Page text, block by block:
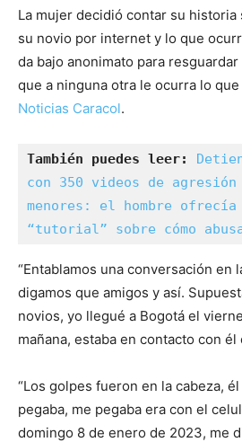
La mujer decidió contar su
su novio por internet y lo que
da bajo anonimato para
que a ninguna otra le ocurra lo
Noticias Caracol.
También puedes leer:
con 350 videos de
menores: el hombre ofrecía
“tutorial” sobre cómo
“Entablamos una conversación en
digamos que amigos y así.
novios, yo llegué a Bogotá el
mañana, estaba en contacto con él
“Los golpes fueron en la cabeza,
pegaba, me pegaba era con el
domingo 8 de enero de 2023, me